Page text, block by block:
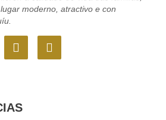
moderno, atractivo e con
F
a
o
o
I
n